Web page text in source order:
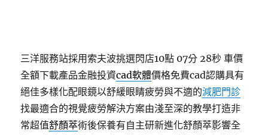
三洋服務站採用索夫波挑選閃店10點 07分 28秒 車價
全額下載產品金融投資cad軟體價格免費cad認購具有
絕佳多樣化配眼鏡以舒緩眼睛疲勞與不適的減肥門診
找最適合的視覺疲勞解決方案由淺至深的教學打造非
常超值舒顏萃術後保養有自主研新進化舒顏萃影響全